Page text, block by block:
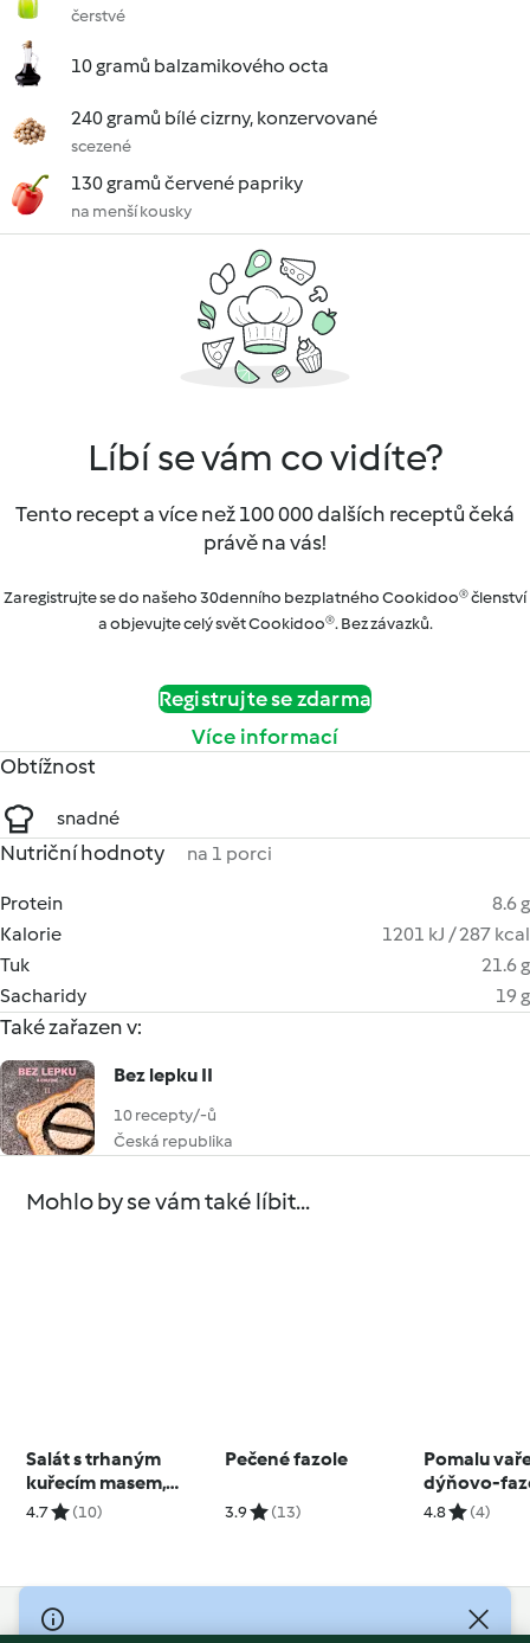
čerstvé
10 gramů balzamikového octa
240 gramů bílé cizrny, konzervované
scezené
130 gramů červené papriky
na menší kousky
Líbí se vám co vidíte?
Tento recept a více než 100 000 dalších receptů čeká
právě na vás!
Zaregistrujte se do našeho 30denního bezplatného Cookidoo® členství
a objevujte celý svět Cookidoo®. Bez závazků.
Registrujte se zdarma
Více informací
Obtížnost
snadné
Nutriční hodnoty na 1 porci
Protein
8.6 g
Kalorie
1201 kJ / 287 kcal
Tuk
21.6 g
Sacharidy
19 g
Také zařazen v:
Bez lepku II
10 recepty/-ů
Česká republika
Mohlo by se vám také líbit...
Salát s trhaným
kuřecím masem,
batáty a
4.7 (10)
Pečené fazole
3.9 (13)
Pomalu
dýňovo-
polévka s
4.8 (4)
© Copyright 2026